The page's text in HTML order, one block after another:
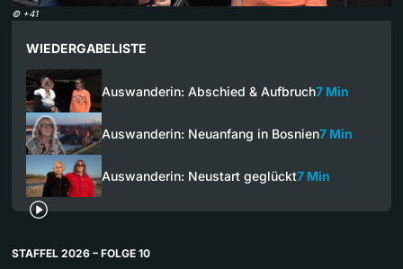
© +41
WIEDERGABELISTE
Auswanderin: Abschied & Aufbruch7 Min
Auswanderin: Neuanfang in Bosnien7 Min
Auswanderin: Neustart geglückt7 Min
STAFFEL 2026 – FOLGE 10